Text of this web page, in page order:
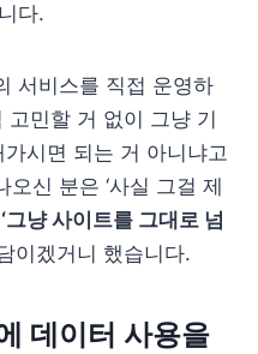
다.
서비스를 직접 운영하
민할 거 없이 그냥 기
시면 되는 거 아니냐고
신 분은 ‘사실 그걸 제
‘그냥 사이트를 그대로 넘
이겠거니 했습니다.
데이터 사용을